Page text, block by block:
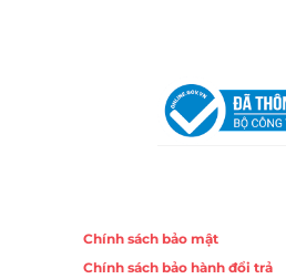
Chính sách bảo mật
Chính sách bảo hành đổi trả